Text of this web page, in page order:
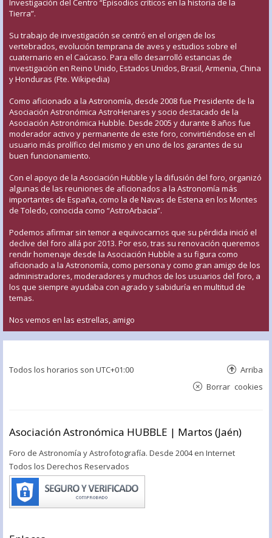
Investigación del Centro “Episodios críticos en la historia de la
Tierra”.
Su trabajo de investigación se centró en el origen de los
vertebrados, evolución temprana de aves y estudios sobre el
cuaternario en el Caúcaso. Para ello desarrolló estancias de
investigación en Reino Unido, Estados Unidos, Brasil, Armenia, China
y Honduras (Fte. Wikipedia)
Como aficionado a la Astronomía, desde 2008 fue Presidente de la
Asociación Astronómica AstroHenares y socio destacado de la
Asociación Astronómica Hubble. Desde 2005 y durante 8 años fue
moderador activo y permanente de este foro, convirtiéndose en el
usuario más prolífico del mismo y en uno de los garantes de su
buen funcionamiento.
Con el apoyo de la Asociación Hubble y la difusión del foro, organizó
algunas de las reuniones de aficionados a la Astronomía más
importantes de España, como la de Navas de Estena en los Montes
de Toledo, conocida como “AstroArbacia”.
Podemos afirmar sin temor a equivocarnos que su pérdida inició el
declive del foro allá por 2013. Por eso, tras su renovación queremos
rendir homenaje desde la Asociación Hubble a su figura como
aficionado a la Astronomía, como persona y como gran amigo de los
administradores, moderadores y muchos de los usuarios del foro, a
los que siempre ayudaba con agrado y sabiduría en multitud de
temas.
Nos vemos en las estrellas, amigo
Todos los horarios son UTC+01:00 Arriba
Borrar cookies
Asociación Astronómica HUBBLE | Martos (Jaén)
Foro de Astronomía y Astrofotografía. Desde 2004 en Internet
Todos los Derechos Reservados